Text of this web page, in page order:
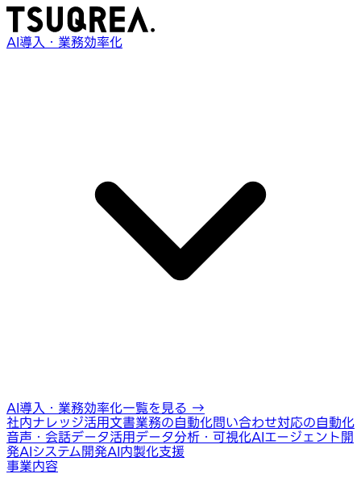
AI導入・業務効率化
AI導入・業務効率化一覧を見る →
社内ナレッジ活用文書業務の自動化問い合わせ対応の自動化
音声・会話データ活用データ分析・可視化AIエージェント開
発AIシステム開発AI内製化支援
事業内容